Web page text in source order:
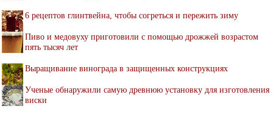
6 рецептов глинтвейна, чтобы согреться и пережить зиму
Пиво и медовуху приготовили с помощью дрожжей возрастом
пять тысяч лет
Выращивание винограда в защищенных конструкциях
Ученые обнаружили самую древнюю установку для изготовления
виски